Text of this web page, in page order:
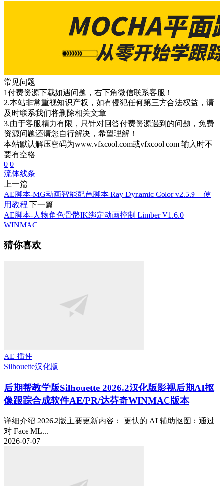
常见问题
1付费资源下载如遇问题，右下角微信联系客服！
2.本站非常重视知识产权，如有侵犯任何第三方合法权益，请
及时联系我们将删除相关文章！
3.由于客服精力有限，只针对回答付费资源遇到的问题，免费
资源问题还请您自行解决，希望理解！
本站默认解压密码为www.vfxcool.com或vfxcool.com 输入时不
要有空格
0 0
流体线条
上一篇
AE脚本-MG动画智能配色脚本 Ray Dynamic Color v2.5.9 + 使
用教程 下一篇
AE脚本-人物角色骨骼IK绑定动画控制 Limber V1.6.0
WINMAC
猜你喜欢
AE 插件
Silhouette汉化版
后期帮教学版Silhouette 2026.2汉化版影视后期AI抠
像跟踪合成软件AE/PR/达芬奇WINMAC版本
详细介绍 2026.2版主要更新内容： 更快的 AI 辅助抠图：通过
对 Face ML...
2026-07-07